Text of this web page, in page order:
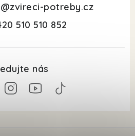
@zvireci-potreby.cz
510 510 852